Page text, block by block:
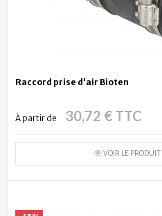
Raccord prise d'air Bioten
À partir de 30,72 € TTC
VOIR LE PRODUIT